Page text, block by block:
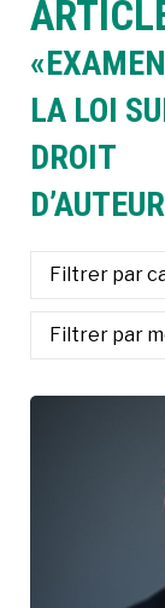
À LA POINTE
RÉPERTOIRE
CALENDRIER
À PROPOS
LA LOI
DROIT